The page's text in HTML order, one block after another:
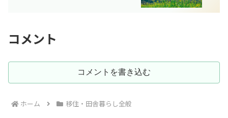
コメント
コメントを書き込む
ホーム 移住・田舎暮らし全般